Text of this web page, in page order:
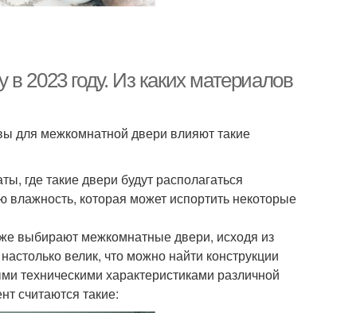
2023 году. Из каких материалов
для межкомнатной двери влияют такие
где такие двери будут располагаться
которая может испортить некоторые
выбирают межкомнатные двери, исходя из
велик, что можно найти конструкции
техническими характеристиками различной
считаются такие: